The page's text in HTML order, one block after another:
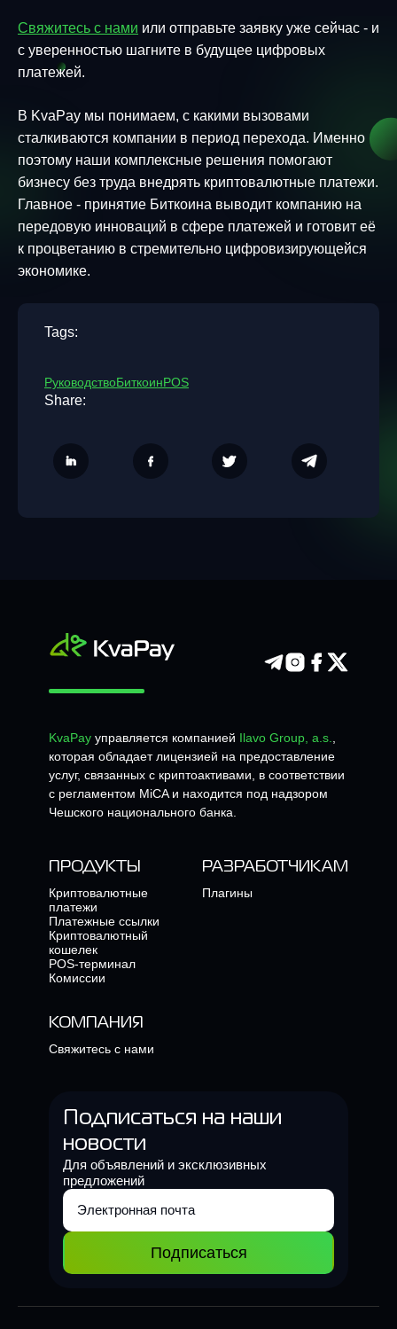
Свяжитесь с нами или отправьте заявку уже сейчас - и
с уверенностью шагните в будущее цифровых
платежей.
В KvaPay мы понимаем, с какими вызовами
сталкиваются компании в период перехода. Именно
поэтому наши комплексные решения помогают
бизнесу без труда внедрять криптовалютные платежи.
Главное - принятие Биткоина выводит компанию на
передовую инноваций в сфере платежей и готовит её
к процветанию в стремительно цифровизирующейся
экономике.
Tags:
РуководствоБиткоинPOS
Share:
KvaPay управляется компанией Ilavo Group, a.s.
которая обладает лицензией на предоставление
услуг, связанных с криптоактивами, в соответствии
с регламентом MiCA и находится под надзором
Чешского национального банка.
ПРОДУКТЫ
Криптовалютные
платежи
Платежные ссылки
Криптовалютный
кошелек
POS-терминал
Комиссии
РАЗРАБОТЧИКАМ
Плагины
КОМПАНИЯ
Свяжитесь с нами
Подписаться на наши
новости
Для объявлений и эксклюзивных
предложений
Подписаться